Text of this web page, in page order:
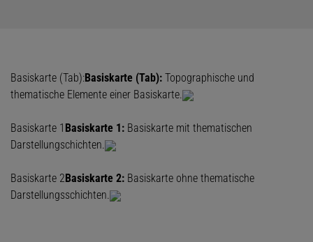
Basiskarte (Tab):Basiskarte (Tab): Topographische und
thematische Elemente einer Basiskarte.
Basiskarte 1 Basiskarte 1: Basiskarte mit thematischen
Darstellungschichten.
Basiskarte 2Basiskarte 2: Basiskarte ohne thematische
Darstellungsschichten.